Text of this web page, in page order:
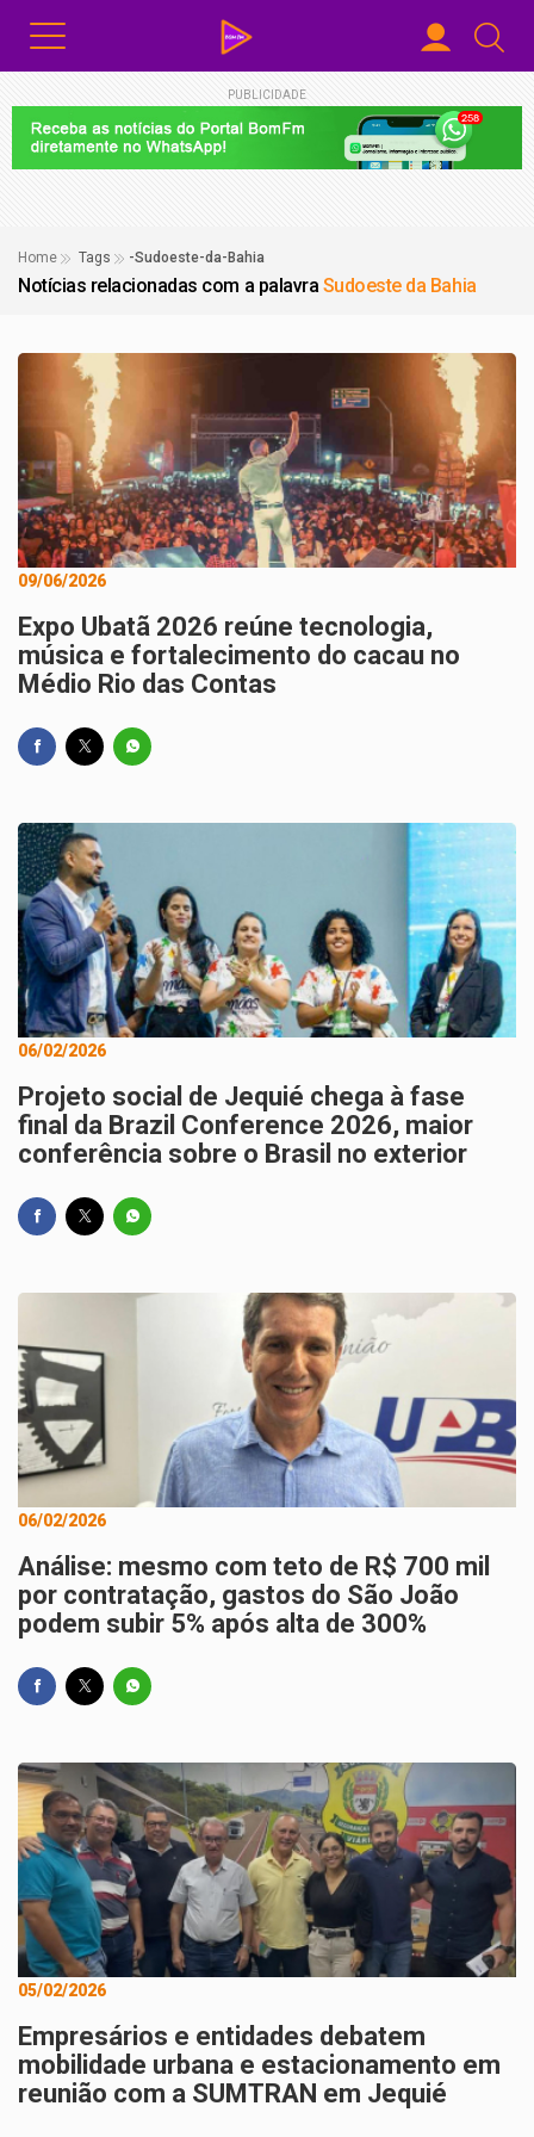
PUBLICIDADE
Home Tags -Sudoeste-da-Bahia
Notícias relacionadas com a palavra Sudoeste da Bahia
09/06/2026
Expo Ubatã 2026 reúne tecnologia,
música e fortalecimento do cacau no
Médio Rio das Contas
06/02/2026
Projeto social de Jequié chega à fase
final da Brazil Conference 2026, maior
conferência sobre o Brasil no exterior
06/02/2026
Análise: mesmo com teto de R$ 700 mil
por contratação, gastos do São João
podem subir 5% após alta de 300%
05/02/2026
Empresários e entidades debatem
mobilidade urbana e estacionamento em
reunião com a SUMTRAN em Jequié